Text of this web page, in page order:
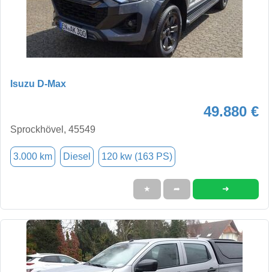
Isuzu D-Max
49.880 €
Sprockhövel, 45549
3.000 km Diesel 120 kw (163 PS)
★ ➦ ➜